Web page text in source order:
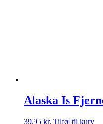
Alaska Is
39,95 kr. Tilføj til kurv